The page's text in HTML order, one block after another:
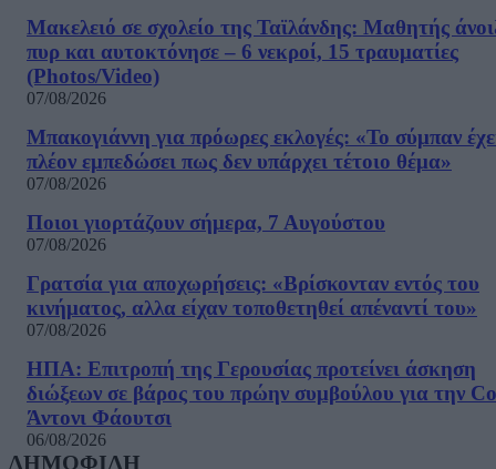
Μακελειό σε σχολείο της Ταϊλάνδης: Μαθητής
πυρ και αυτοκτόνησε – 6 νεκροί, 15 τραυματίες
(Photos/Video)
07/08/2026
Μπακογιάννη για πρόωρες εκλογές: «Το σύμπαν
πλέον εμπεδώσει πως δεν υπάρχει τέτοιο θέμα»
07/08/2026
Ποιοι γιορτάζουν σήμερα, 7 Αυγούστου
07/08/2026
Γρατσία για αποχωρήσεις: «Bρίσκονταν εντός του
κινήματος, αλλα είχαν τοποθετηθεί απέναντί του»
07/08/2026
ΗΠΑ: Επιτροπή της Γερουσίας προτείνει άσκηση
διώξεων σε βάρος του πρώην συμβούλου για την
Άντονι Φάουτσι
06/08/2026
ΔΗΜΟΦΙΛΗ